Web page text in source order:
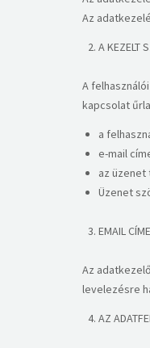
Az
A KEZELT
A
kapcsolat
a
e-mail
az üzenet
Üzenet
EMAIL
Az
levelezésre
AZ